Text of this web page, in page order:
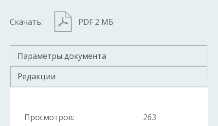
Скачать: PDF 2 МБ
Параметры документа
Редакции
Просмотров:
263